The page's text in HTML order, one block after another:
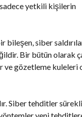
yetkili kişilerin
bileşen, siber
Bir bütün olarak
ve gözetleme kuleleri
Siber tehditler